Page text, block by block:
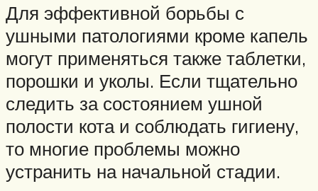
Для эффективной борьбы с
ушными патологиями кроме капель
могут применяться также таблетки,
порошки и уколы. Если тщательно
следить за состоянием ушной
полости кота и соблюдать гигиену,
то многие проблемы можно
устранить на начальной стадии.